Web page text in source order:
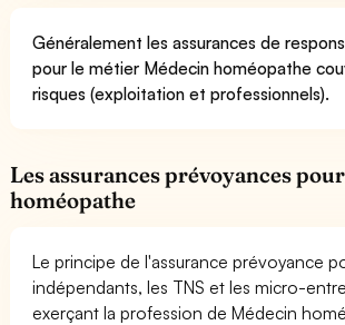
Généralement les assurances de
pour le métier Médecin homéopathe
risques (exploitation et professionnels).
Les assurances prévoyances
homéopathe
Le principe de l'assurance prévoyance
indépendants, les TNS et les micro-
exerçant la profession de Médecin